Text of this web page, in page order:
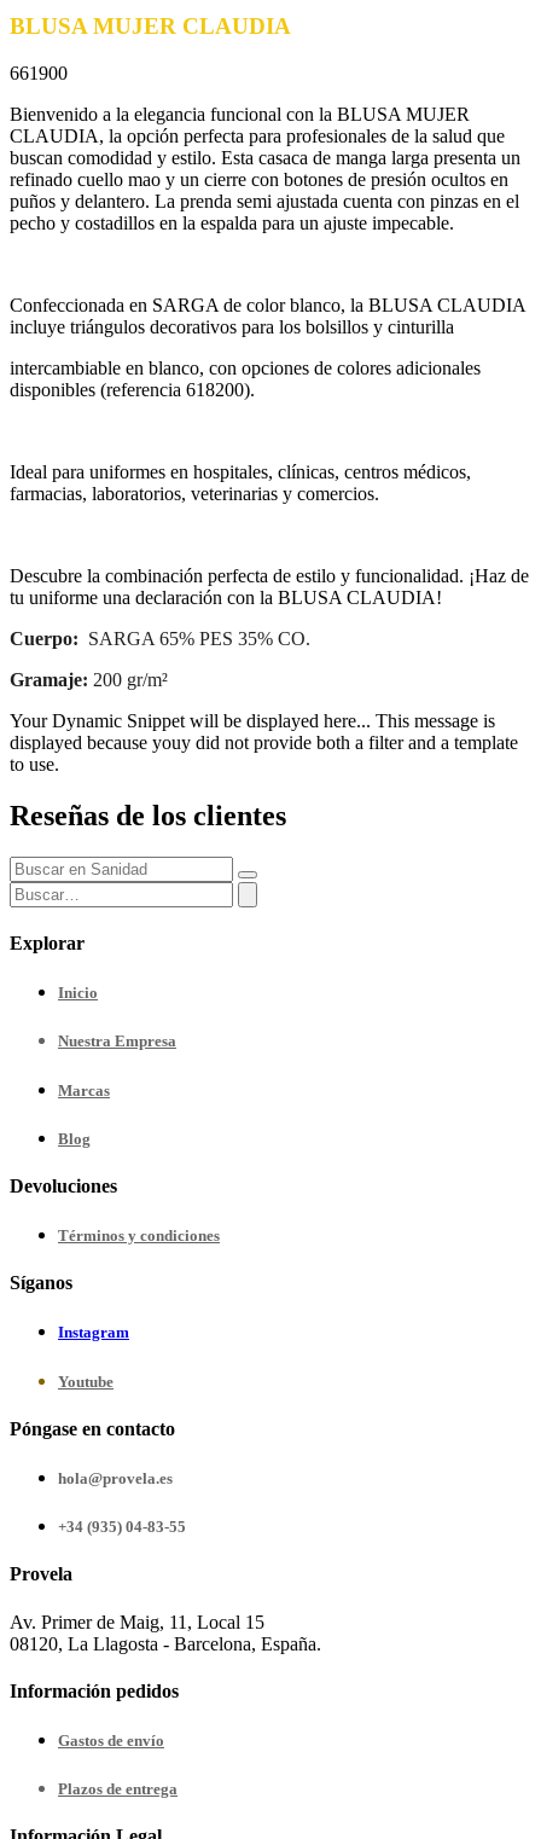
BLUSA MUJER CLAUDIA
661900
Bienvenido a la elegancia funcional con la BLUSA MUJER
CLAUDIA, la opción perfecta para profesionales de la salud que
buscan comodidad y estilo. Esta casaca de manga larga presenta un
refinado cuello mao y un cierre con botones de presión ocultos en
puños y delantero. La prenda semi ajustada cuenta con pinzas en el
pecho y costadillos en la espalda para un ajuste impecable.
Confeccionada en SARGA de color blanco, la BLUSA CLAUDIA
incluye triángulos decorativos para los bolsillos y cinturilla
intercambiable en blanco, con opciones de colores adicionales
disponibles (referencia 618200).
Ideal para uniformes en hospitales, clínicas, centros médicos,
farmacias, laboratorios, veterinarias y comercios.
Descubre la combinación perfecta de estilo y funcionalidad. ¡Haz de
tu uniforme una declaración con la BLUSA CLAUDIA!
Cuerpo: SARGA 65% PES 35% CO.
Gramaje: 200 gr/m²
Your Dynamic Snippet will be displayed here... This message is
displayed because youy did not provide both a filter and a template
to use.
Reseñas de los clientes
Explorar
Inicio
Nuestra Empresa
Marcas
Blog
Devoluciones
Términos y condiciones
Síganos
Instagram
Youtube
Póngase en contacto
hola@provela.es
+34 (935) 04-83-55
Provela
Av. Primer de Maig, 11, Local 15
08120, La Llagosta - Barcelona, España.
Información pedidos
Gastos de envío
Plazos de entrega